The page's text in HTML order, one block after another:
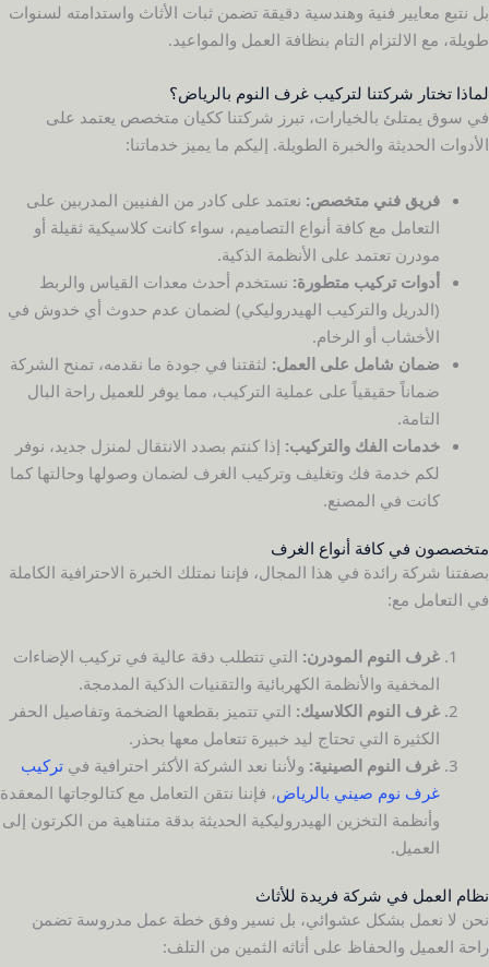
بل نتبع معايير فنية وهندسية دقيقة تضمن ثبات الأثاث واستدامته لسنوات
طويلة، مع الالتزام التام بنظافة العمل والمواعيد.
لماذا تختار شركتنا لتركيب غرف النوم بالرياض؟
في سوق يمتلئ بالخيارات، تبرز شركتنا ككيان متخصص يعتمد على
الأدوات الحديثة والخبرة الطويلة. إليكم ما يميز خدماتنا:
فريق فني متخصص: نعتمد على كادر من الفنيين المدربين على
التعامل مع كافة أنواع التصاميم، سواء كانت كلاسيكية ثقيلة أو
مودرن تعتمد على الأنظمة الذكية.
أدوات تركيب متطورة: نستخدم أحدث معدات القياس والربط
(الدريل والتركيب الهيدروليكي) لضمان عدم حدوث أي خدوش في
الأخشاب أو الرخام.
ضمان شامل على العمل: لثقتنا في جودة ما نقدمه، تمنح الشركة
ضماناً حقيقياً على عملية التركيب، مما يوفر للعميل راحة البال
التامة.
خدمات الفك والتركيب: إذا كنتم بصدد الانتقال لمنزل جديد، نوفر
لكم خدمة فك وتغليف وتركيب الغرف لضمان وصولها وحالتها كما
كانت في المصنع.
متخصصون في كافة أنواع الغرف
بصفتنا شركة رائدة في هذا المجال، فإننا نمتلك الخبرة الاحترافية الكاملة
في التعامل مع:
غرف النوم المودرن: التي تتطلب دقة عالية في تركيب الإضاءات
المخفية والأنظمة الكهربائية والتقنيات الذكية المدمجة.
غرف النوم الكلاسيك: التي تتميز بقطعها الضخمة وتفاصيل الحفر
الكثيرة التي تحتاج ليد خبيرة تتعامل معها بحذر.
غرف النوم الصينية: ولأننا نعد الشركة الأكثر احترافية في تركيب
غرف نوم صيني بالرياض، فإننا نتقن التعامل مع كتالوجاتها المعقدة
وأنظمة التخزين الهيدروليكية الحديثة بدقة متناهية من الكرتون إلى
العميل.
نظام العمل في شركة فريدة للأثاث
نحن لا نعمل بشكل عشوائي، بل نسير وفق خطة عمل مدروسة تضمن
راحة العميل والحفاظ على أثاثه الثمين من التلف: